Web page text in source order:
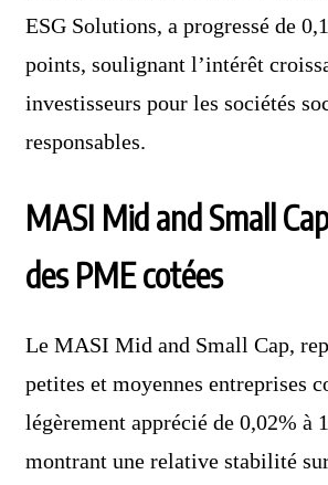
ESG Solutions, a progressé de
points, soulignant l’intérêt
investisseurs pour les sociétés
responsables.
MASI Mid and Small
des PME cotées
Le MASI Mid and Small Cap,
petites et moyennes entreprises
légèrement apprécié de 0,02% à
montrant une relative stabilité